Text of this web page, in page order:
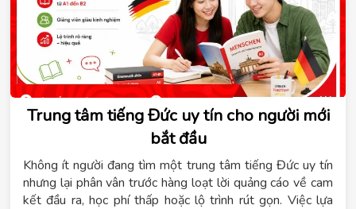
Trung tâm tiếng Đức uy tín cho người mới
bắt đầu
Không ít người đang tìm một trung tâm tiếng Đức uy tín
nhưng lại phân vân trước hàng loạt lời quảng cáo về cam
kết đầu ra, học phí thấp hoặc lộ trình rút gọn. Việc lựa